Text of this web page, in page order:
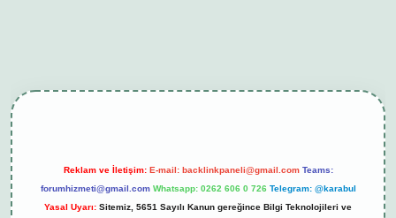
Reklam ve İletişim: E-mail: backlinkpaneli@gmail.com Teams:
forumhizmeti@gmail.com Whatsapp: 0262 606 0 726 Telegram: @karabul
Yasal Uyarı: Sitemiz, 5651 Sayılı Kanun gereğince Bilgi Teknolojileri ve